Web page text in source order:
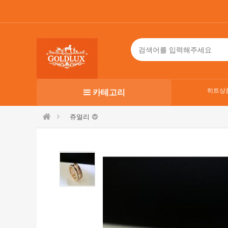
카테고리 히트상
쥬얼리